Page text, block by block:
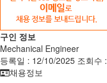
구인 정보
Mechanical Engineer
등록일 : 12/10/2025 조회수 :
채용정보